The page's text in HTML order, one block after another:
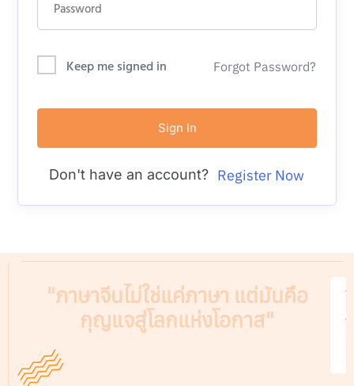
Keep me signed in Forgot Password?
Sign In
Don't have an account? Register Now
"ภาษาจีนไม่ใช่แค่ภาษา แต่มันคือ
กุญแจสู่โลกแห่งโอกาส"